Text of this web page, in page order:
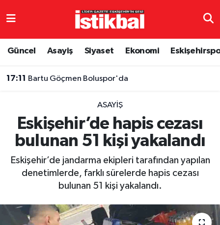
Güncel Asayiş Siyaset Ekonomi
17:11 Bartu Göçmen Boluspor'da
ASAYIŞ
Eskişehir’de hapis cezası
bulunan 51 kişi yakalandı
Eskişehir’de jandarma ekipleri tarafından yapılan
denetimlerde, farklı sürelerde hapis cezası
bulunan 51 kişi yakalandı.
Eskişehirspor
Spor
Eğitim
Ekonomi
Sağlık
Eskişehir Nöbetçi Eczaneler
TFF 3.Lig 4.Grup Puan Durumu ve Fikstür
Tüm Manşetler
Son Dakika Haberleri
Haber Arşivi